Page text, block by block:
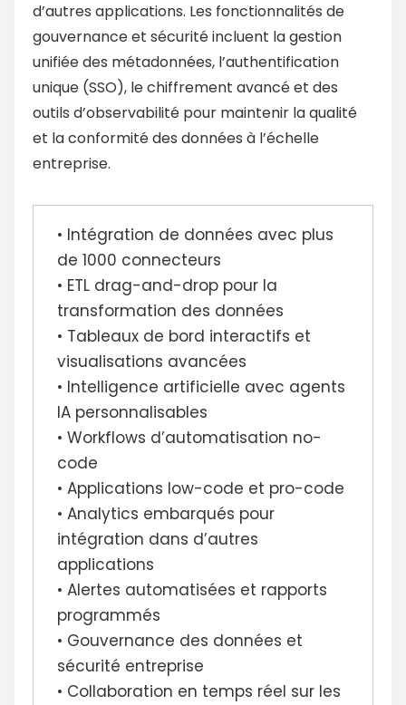
d’autres applications. Les fonctionnalités de
gouvernance et sécurité incluent la gestion
unifiée des métadonnées, l’authentification
unique (SSO), le chiffrement avancé et des
outils d’observabilité pour maintenir la qualité
et la conformité des données à l’échelle
entreprise.
• Intégration de données avec plus
de 1000 connecteurs
• ETL drag-and-drop pour la
transformation des données
• Tableaux de bord interactifs et
visualisations avancées
• Intelligence artificielle avec agents
IA personnalisables
• Workflows d’automatisation no-
code
• Applications low-code et pro-code
• Analytics embarqués pour
intégration dans d’autres
applications
• Alertes automatisées et rapports
programmés
• Gouvernance des données et
sécurité entreprise
• Collaboration en temps réel sur les